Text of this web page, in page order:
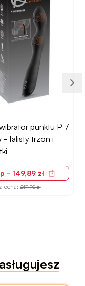
punktu P 7
- falisty trzon i
Kup - 149,89 zł
cena:259,90 zł